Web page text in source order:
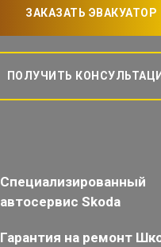
ЗАКАЗАТЬ ЭВАКУАТОР
ПОЛУЧИТЬ
Специализированный
автосервис Skoda
Гарантия на ремонт